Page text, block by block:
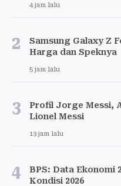
4 jam lalu
2
Samsung Galaxy Z
Harga dan Speknya
5 jam lalu
3
Profil Jorge Messi,
Lionel Messi
13 jam lalu
4
BPS: Data Ekonomi
Kondisi 2026